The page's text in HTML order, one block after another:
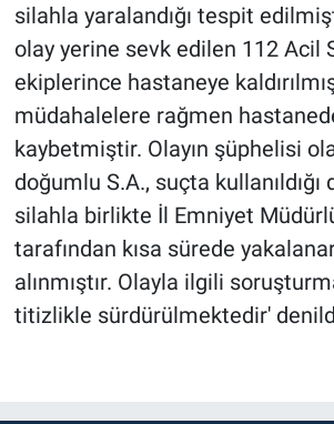
silahla yaralandığı tespit
olay yerine sevk edilen 112 Acil
ekiplerince hastaneye
müdahalelere rağmen
kaybetmiştir. Olayın şüphelisi
doğumlu S.A., suçta
silahla birlikte İl Emniyet
tarafından kısa sürede
alınmıştır. Olayla ilgili
titizlikle sürdürülmektedir'